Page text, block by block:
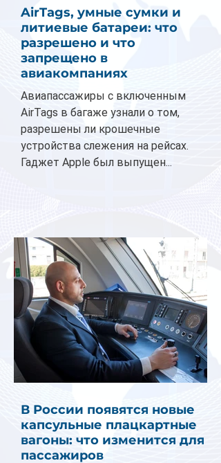
AirTags, умные сумки и
литиевые батареи: что
разрешено и что
запрещено в
авиакомпаниях
Авиапассажиры с включенным
AirTags в багаже узнали о том,
разрешены ли крошечные
устройства слежения на рейсах.
Гаджет Apple был выпущен...
В России появятся новые
капсульные плацкартные
вагоны: что изменится для
пассажиров